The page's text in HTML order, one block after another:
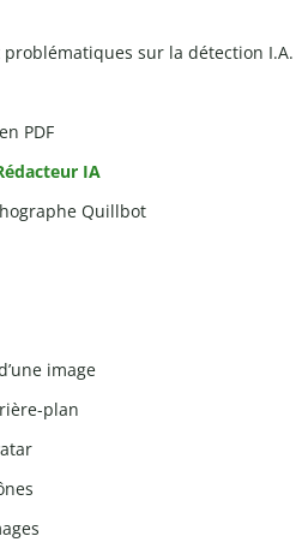
sur la détection I.A.
PDF
IA
Quillbot
image
plan